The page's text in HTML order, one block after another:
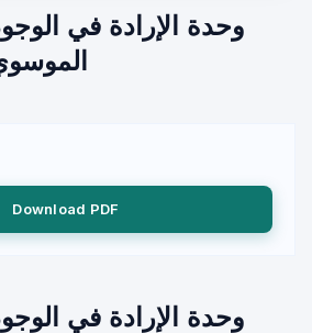
وحدة الإرادة في
Download PDF
وحدة الإرادة في